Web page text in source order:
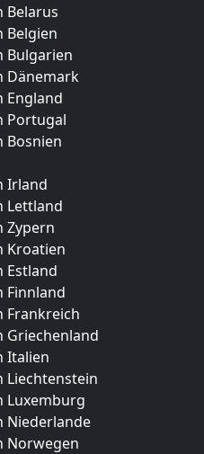
Belarus
Belgien
Bulgarien
Dänemark
England
Portugal
Bosnien
Irland
Lettland
Zypern
Kroatien
Estland
Finnland
Frankreich
Griechenland
Italien
Liechtenstein
Luxemburg
Niederlande
Norwegen